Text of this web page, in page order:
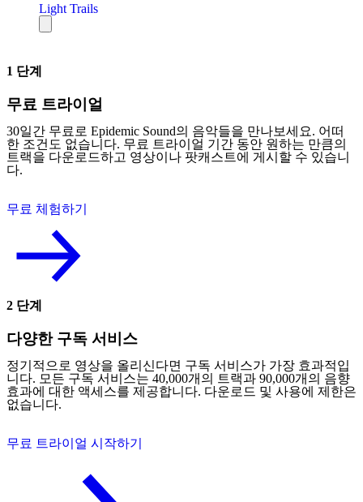
Light Trails
1 단계
무료 트라이얼
30일간 무료로 Epidemic Sound의 음악들을 만나보세요. 어떠
한 조건도 없습니다. 무료 트라이얼 기간 동안 원하는 만큼의
트랙을 다운로드하고 영상이나 팟캐스트에 게시할 수 있습니
다.
무료 체험하기
2 단계
다양한 구독 서비스
정기적으로 영상을 올리신다면 구독 서비스가 가장 효과적입
니다. 모든 구독 서비스는 40,000개의 트랙과 90,000개의 음향
효과에 대한 액세스를 제공합니다. 다운로드 및 사용에 제한은
없습니다.
무료 트라이얼 시작하기